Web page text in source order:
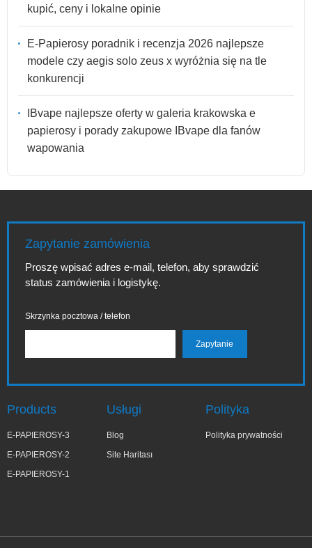
kupić, ceny i lokalne opinie
E-Papierosy poradnik i recenzja 2026 najlepsze
modele czy aegis solo zeus x wyróżnia się na tle
konkurencji
IBvape najlepsze oferty w galeria krakowska e
papierosy i porady zakupowe IBvape dla fanów
wapowania
Zapytanie zamówienia
Proszę wpisać adres e-mail, telefon, aby sprawdzić
status zamówienia i logistykę.
Skrzynka pocztowa / telefon
Products
E-PAPIEROSY-3
E-PAPIEROSY-2
E-PAPIEROSY-1
Usługi
Blog
Site Haritası
Polityka
Polityka prywatności